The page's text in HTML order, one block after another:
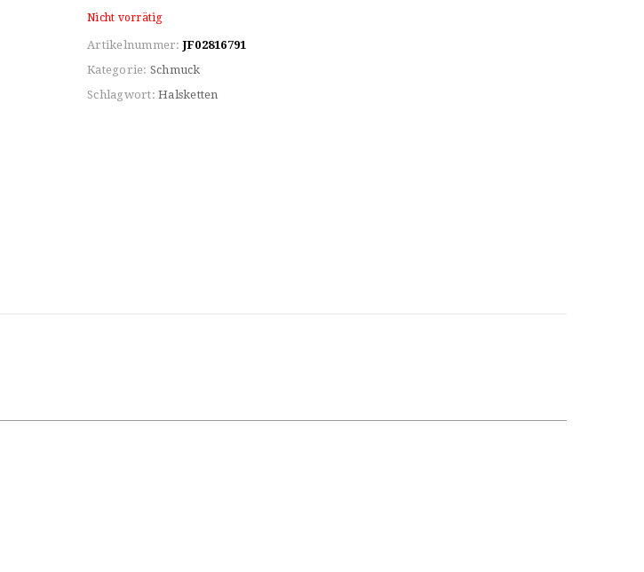
Nicht vorrätig
Artikelnummer:JF02816791
Kategorie: Schmuck
Schlagwort: Halsketten